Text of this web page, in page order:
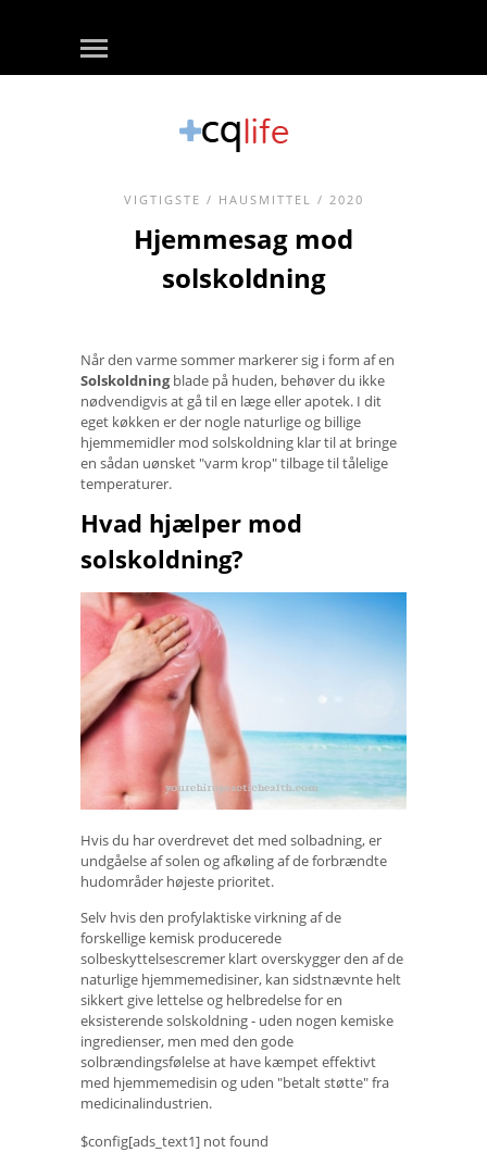
VIGTIGSTE / HAUSMITTEL / 2020
Hjemmesag mod
solskoldning
Når den varme sommer markerer sig i form af en
Solskoldningblade på huden, behøver du ikke
nødvendigvis at gå til en læge eller apotek. I dit
eget køkken er der nogle naturlige og billige
hjemmemidler mod solskoldning klar til at bringe
en sådan uønsket "varm krop" tilbage til tålelige
temperaturer.
Hvad hjælper mod
solskoldning?
Hvis du har overdrevet det med solbadning, er
undgåelse af solen og afkøling af de forbrændte
hudområder højeste prioritet.
Selv hvis den profylaktiske virkning af de
forskellige kemisk producerede
solbeskyttelsescremer klart overskygger den af ​​de
naturlige hjemmemedisiner, kan sidstnævnte helt
sikkert give lettelse og helbredelse for en
eksisterende solskoldning - uden nogen kemiske
ingredienser, men med den gode
solbrændingsfølelse at have kæmpet effektivt
med hjemmemedisin og uden "betalt støtte" fra
medicinalindustrien.
$config[ads_text1] not found